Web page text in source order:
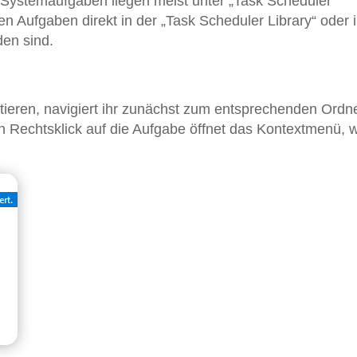
Aufgaben direkt in der „Task Scheduler Library“ oder
sind.
navigiert ihr zunächst zum entsprechenden
Rechtsklick auf die Aufgabe öffnet das Kontextmenü,